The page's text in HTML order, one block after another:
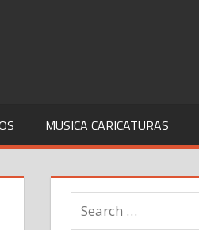
MUSICA CARICATURAS